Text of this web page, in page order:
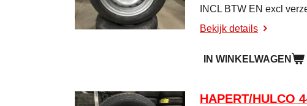
INCL BTW EN excl
Bekijk details
IN WINKELWAGEN
HAPERT/HULCO